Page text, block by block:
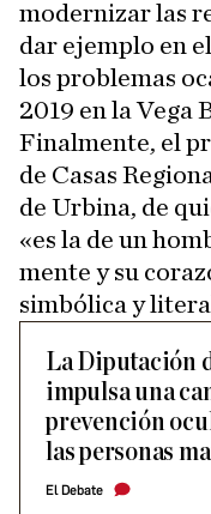
modernizar las
dar ejemplo en
los problemas
2019 en la Vega
Finalmente, el
de Casas
de Urbina, de
«es la de un
mente y su
simbólica y
La Diputación
impulsa una
prevención
las personas
El Debate